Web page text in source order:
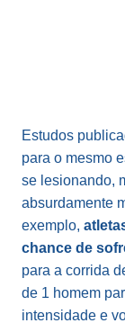
Estudos
para o mesmo
se lesionando,
absurdamente
exemplo,
chance de
para a corrida
de 1 homem
intensidade e